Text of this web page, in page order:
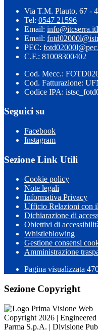
Via T.M. Plauto, 67 -
Tel: 0547 21596
Email: info@itcserra.it
Email:
PEC:
C.F.: 81008300402
Cod. Mecc.:
Cod. Fatturazione:
Codice IPA:
Seguici su
Facebook
Instagram
Sezione Link Utili
Cookie policy
Note legali
Informativa Privacy
Ufficio Relazioni con
Dichiarazione di
Obiettivi di
Whistleblowing
Gestione consensi
Amministrazione
Pagina visualizzata
Sezione Copyright
Copyright 2026 |
Parma S.p.A. | Divisione